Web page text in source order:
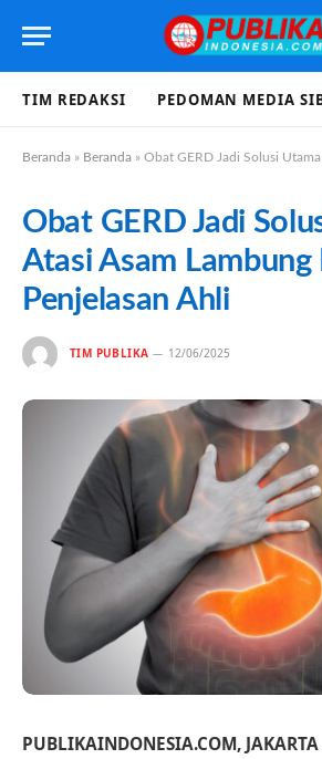
TIM REDAKSI PEDOMAN MEDIA
Beranda » Beranda » Obat GERD Jadi Solusi Utama Atasi Asam
Obat GERD Jadi
Atasi Asam
Penjelasan Ahli
TIM PUBLIKA 12/06/2025
PUBLIKAINDONESIA.COM, JAKARTA